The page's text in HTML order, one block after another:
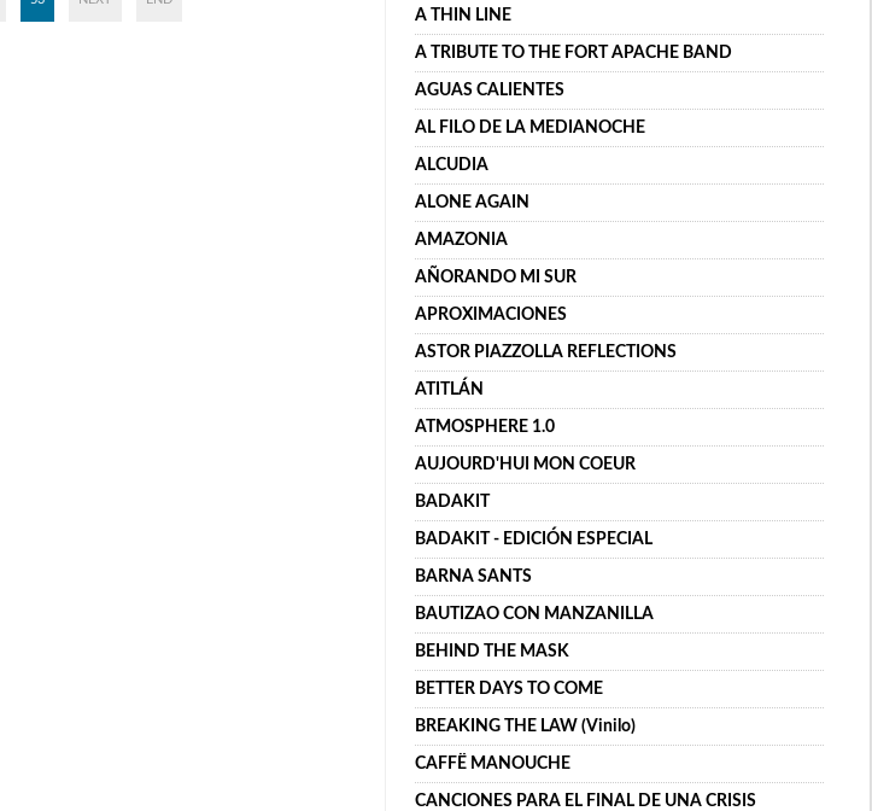
A THIN LINE
A TRIBUTE TO THE FORT APACHE BAND
AGUAS CALIENTES
AL FILO DE LA MEDIANOCHE
ALCUDIA
ALONE AGAIN
AMAZONIA
AÑORANDO MI SUR
APROXIMACIONES
ASTOR PIAZZOLLA REFLECTIONS
ATITLÁN
ATMOSPHERE 1.0
AUJOURD'HUI MON COEUR
BADAKIT
BADAKIT - EDICIÓN ESPECIAL
BARNA SANTS
BAUTIZAO CON MANZANILLA
BEHIND THE MASK
BETTER DAYS TO COME
BREAKING THE LAW (Vinilo)
CAFFË MANOUCHE
CANCIONES PARA EL FINAL DE UNA CRISIS